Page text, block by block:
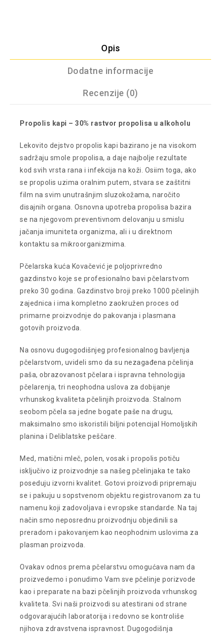
Opis
Dodatne informacije
Recenzije (0)
Propolis kapi – 30% rastvor propolisa u alkoholu
Lekovito dejstvo propolis kapi bazirano je na visokom
sadržaju smole propolisa, a daje najbolje rezultate
kod svih vrsta rana i infekcija na koži. Osiim toga, ako
se propolis uzima oralnim putem, stvara se zaštitni
film na svim unutrašnjim sluzokožama, naročito
disajnih organa. Osnovna upotreba propolisa bazira
se na njegovom preventivnom delovanju u smislu
jačanja imuniteta organizma, ali i u direktnom
kontaktu sa mikroorganizmima.
Pčelarska kuća Kovačević je poljoprivredno
gazdinstvo koje se profesionalno bavi pčelarstvom
preko 30 godina. Gazdinstvo broji preko 1000 pčelinjih
zajednica i ima kompletno zaokružen proces od
primarne proizvodnje do pakovanja i plasmana
gotovih proizvoda.
Na osnovu dugogodišnjeg profesionalnog bavljenja
pčelarstvom, uvideli smo da su nezagađena pčelinja
paša, obrazovanost pčelara i ispravna tehnologija
pčelarenja, tri neophodna uslova za dobijanje
vrhunskog kvaliteta pčelinjih proizvoda. Stalnom
seobom pčela sa jedne bogate paše na drugu,
maksimalno smo iskoristili biljni potencijal Homoljskih
planina i Deliblatske peščare.
Med, matični mleč, polen, vosak i propolis potiču
isključivo iz proizvodnje sa našeg pčelinjaka te tako
poseduju izvorni kvalitet. Gotovi proizvodi pripremaju
se i pakuju u sopstvenom objektu registrovanom za tu
namenu koji zadovoljava i evropske standarde. Na taj
način smo neposrednu proizvodnju objedinili sa
preradom i pakovanjem kao neophodnim uslovima za
plasman proizvoda.
Ovakav odnos prema pčelarstvu omogućava nam da
proizvedemo i ponudimo Vam sve pčelinje porizvode
kao i preparate na bazi pčelinjih proizvoda vrhunskog
kvaliteta. Svi naši proizvodi su atestirani od strane
odgovarajućih laboratorija i redovno se kontroliše
njihova zdravstvena ispravnost. Dugogodišnja